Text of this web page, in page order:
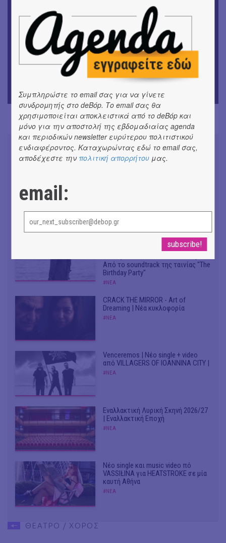
ΘΕΑΤΡΟ / ΧΟΡΟΣ
«Μήδεια» του Ευριπίδη | Σκην.: Nikita Milivojević
ΜΟΥΣΙΚΗ
9o Φεστιβάλ Στρογγύλη στη Σαντορίνη
«Ίων» του Ευρυπίδη
#ΣΥΝΕΝΤΕΥΞΕΙΣ
Don't Let Me Be Misunderstood |
Alexandros Livitsanos, Willem
Από το soundtrack της ταινίας "The
Birthday Party"
#ΝΕΑ
CRACK THE MIRROR - Art of
Dreaming | Νέα κυκλοφορία
#ΝΕΑ
Venceremos | Νέο single + video
από VILLAGERS OF IOANNINA CITY |
#ΝΕΑ
Εναλλακτική Λυρική Σκηνή 2026/27
| Εναλλακτική Εποχή
#ΝΕΑ
Νέο single και music video πό
VASSIŁINA για HEATSTROKE σε μία
καυτή Αθήνα
#ΝΕΑ
ΘΕΑΤΡΟ / ΧΟΡΟΣ
Συμπληρώστε το email σας για να γίνετε
συνδρομητής στο deBόp. Το email σας θα
χρησιμοποιείται αποκλειστικά από το deBόp και
μόνο για την αποστολή της εβδομαδιαίας agenda
και περιοδικών newsletter ευρύτερου πολιτιστικού
ενδιαφέροντος. Καταχωρώντας εδώ το email σας,
αποδέχεστε την πολιτική απορρήτου μας.
email: